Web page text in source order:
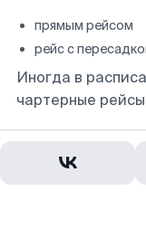
прямым рейсом
рейс с
Иногда в
чартерные